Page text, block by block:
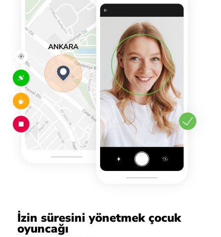
İzin süresini yönetmek çocuk
oyuncağı